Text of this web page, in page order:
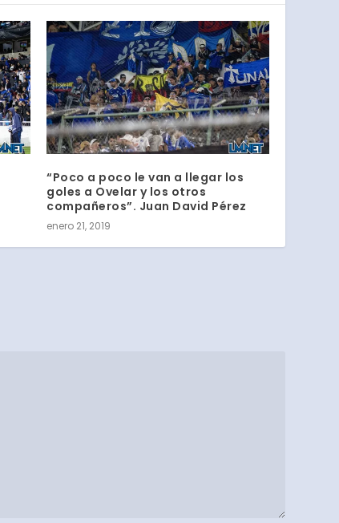
“Poco a poco le van a llegar los
goles a Ovelar y los otros
compañeros”. Juan David Pérez
enero 21, 2019